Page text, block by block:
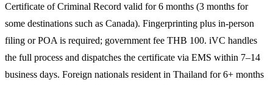
Certificate of Criminal Record valid for 6 months (3 months for
some destinations such as Canada). Fingerprinting plus in-person
filing or POA is required; government fee THB 100. iVC handles
the full process and dispatches the certificate via EMS within 7–14
business days. Foreign nationals resident in Thailand for 6+ months